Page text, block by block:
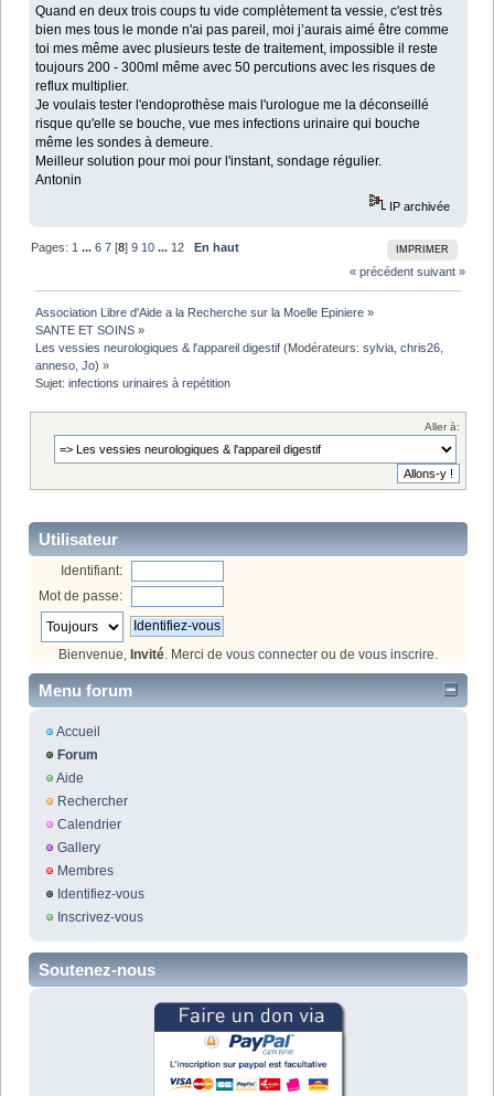
Quand en deux trois coups tu vide complètement ta vessie, c'est très
bien mes tous le monde n'ai pas pareil, moi j’aurais aimé être comme
toi mes même avec plusieurs teste de traitement, impossible il reste
toujours 200 - 300ml même avec 50 percutions avec les risques de
reflux multiplier.
Je voulais tester l'endoprothèse mais l'urologue me la déconseillé
risque qu'elle se bouche, vue mes infections urinaire qui bouche
même les sondes à demeure.
Meilleur solution pour moi pour l'instant, sondage régulier.
Antonin
IP archivée
IMPRIMER
Pages: 1 ...6 7 [8]9 10 ... 12
En haut
« précédent suivant »
Association Libre d'Aide a la Recherche sur la Moelle Epiniere »
SANTE ET SOINS »
Les vessies neurologiques & l'appareil digestif (Modérateurs:sylvia ,chris26
anneso ,Jo) »
Sujet:infections urinaires à repétition
Aller à:
Utilisateur
Identifiant:
Mot de passe:
Bienvenue, Invité. Merci de vous connecter ou de vous inscrire.
Menu forum
Accueil
Forum
Aide
Rechercher
Calendrier
Gallery
Membres
Identifiez-vous
Inscrivez-vous
Soutenez-nous